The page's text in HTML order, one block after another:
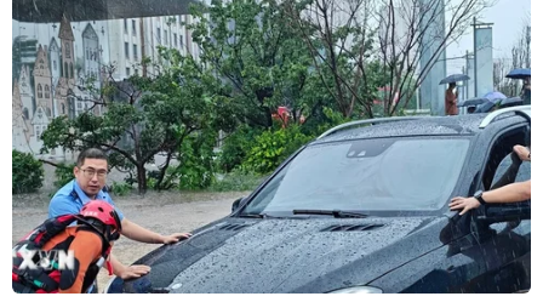
giữa Việt Nam và Uganda
22/11/2022 12:57
Chuyến thăm Việt Nam của Tổng thống Uganda diễn ra
trong bối cảnh các nước châu Phi, trong đó có Uganda
coi trọng thiết lập và phát triển quan hệ với các nước
châu Á-Thái Bình Dương, bao gồm Việt Nam.